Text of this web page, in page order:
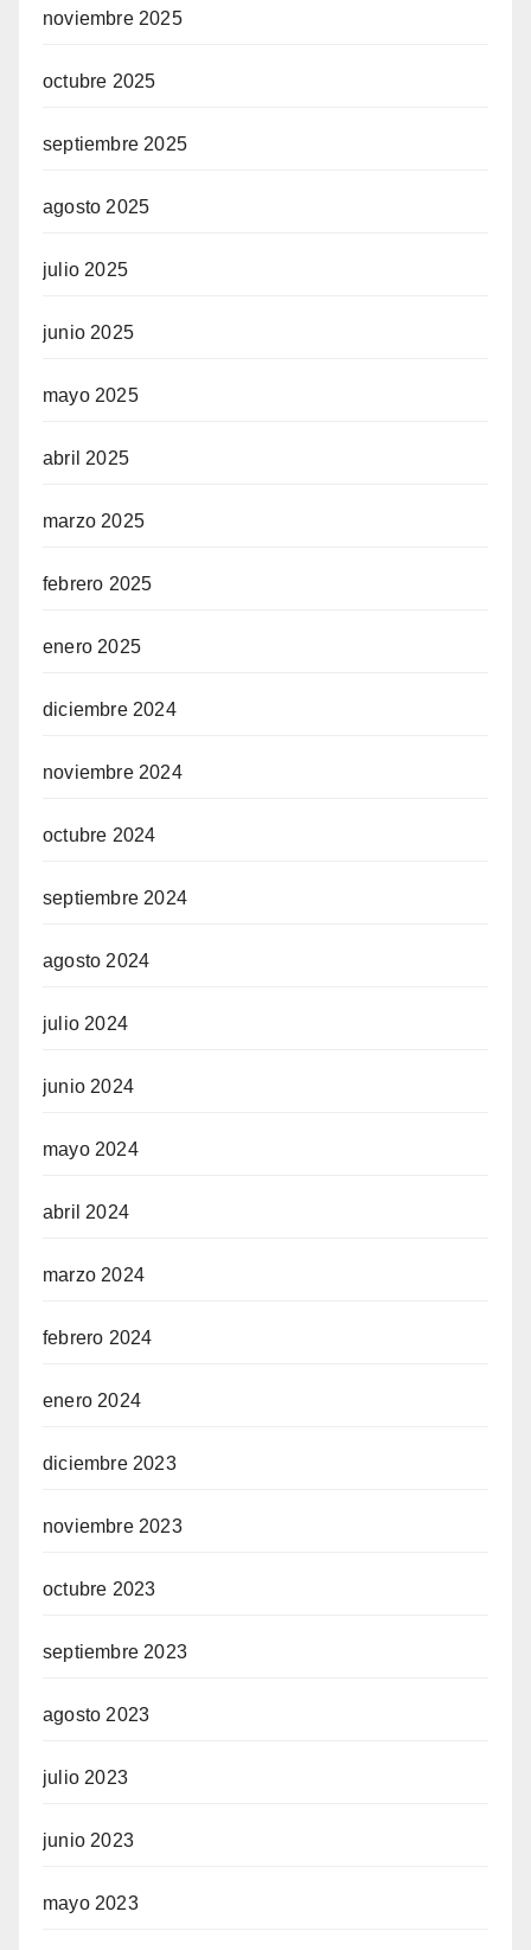
noviembre 2025
octubre 2025
septiembre 2025
agosto 2025
julio 2025
junio 2025
mayo 2025
abril 2025
marzo 2025
febrero 2025
enero 2025
diciembre 2024
noviembre 2024
octubre 2024
septiembre 2024
agosto 2024
julio 2024
junio 2024
mayo 2024
abril 2024
marzo 2024
febrero 2024
enero 2024
diciembre 2023
noviembre 2023
octubre 2023
septiembre 2023
agosto 2023
julio 2023
junio 2023
mayo 2023